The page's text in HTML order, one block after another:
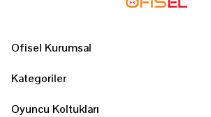
Ofisel Kurumsal
Kategoriler
Oyuncu Koltukları